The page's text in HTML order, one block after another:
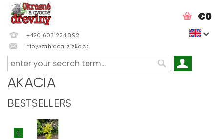
+420 603 224 892
info@zahrada-zizka.cz
€0
AKACIA
BESTSELLERS
1.